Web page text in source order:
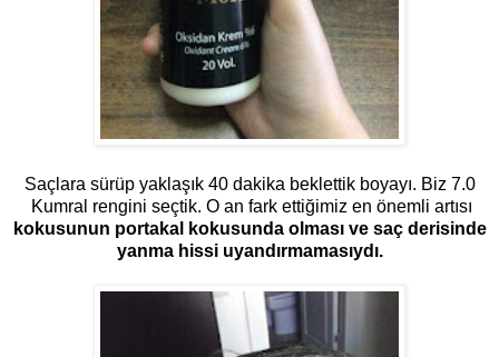
Saçlara sürüp yaklaşık 40 dakika beklettik boyayı. Biz 7.0
Kumral rengini seçtik. O an fark ettiğimiz en önemli artısı
kokusunun portakal kokusunda olması ve saç derisinde
yanma hissi uyandırmamasıydı.